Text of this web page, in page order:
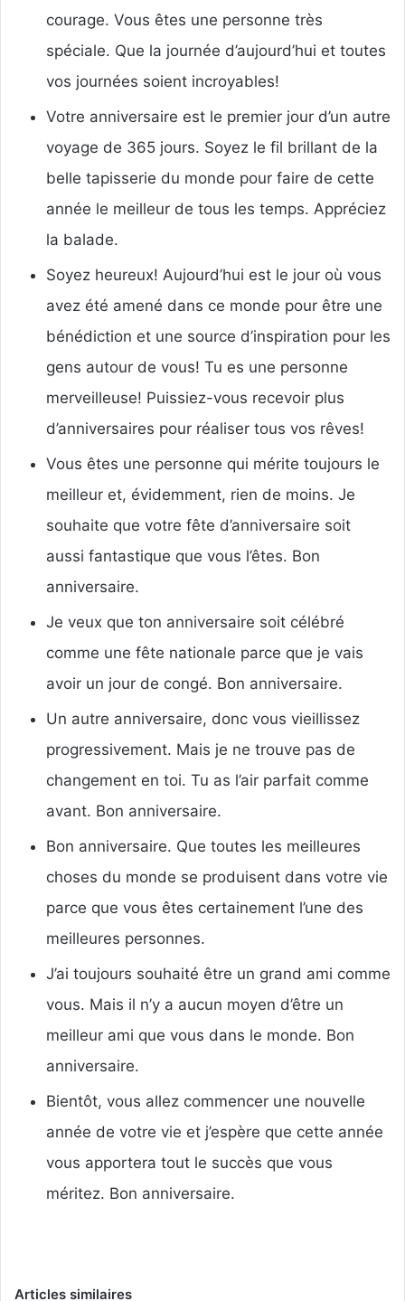
courage. Vous êtes une personne très
spéciale. Que la journée d’aujourd’hui et toutes
vos journées soient incroyables!
Votre anniversaire est le premier jour d’un autre
voyage de 365 jours. Soyez le fil brillant de la
belle tapisserie du monde pour faire de cette
année le meilleur de tous les temps. Appréciez
la balade.
Soyez heureux! Aujourd’hui est le jour où vous
avez été amené dans ce monde pour être une
bénédiction et une source d’inspiration pour les
gens autour de vous! Tu es une personne
merveilleuse! Puissiez-vous recevoir plus
d’anniversaires pour réaliser tous vos rêves!
Vous êtes une personne qui mérite toujours le
meilleur et, évidemment, rien de moins. Je
souhaite que votre fête d’anniversaire soit
aussi fantastique que vous l’êtes. Bon
anniversaire.
Je veux que ton anniversaire soit célébré
comme une fête nationale parce que je vais
avoir un jour de congé. Bon anniversaire.
Un autre anniversaire, donc vous vieillissez
progressivement. Mais je ne trouve pas de
changement en toi. Tu as l’air parfait comme
avant. Bon anniversaire.
Bon anniversaire. Que toutes les meilleures
choses du monde se produisent dans votre vie
parce que vous êtes certainement l’une des
meilleures personnes.
J’ai toujours souhaité être un grand ami comme
vous. Mais il n’y a aucun moyen d’être un
meilleur ami que vous dans le monde. Bon
anniversaire.
Bientôt, vous allez commencer une nouvelle
année de votre vie et j’espère que cette année
vous apportera tout le succès que vous
méritez. Bon anniversaire.
Articles similaires